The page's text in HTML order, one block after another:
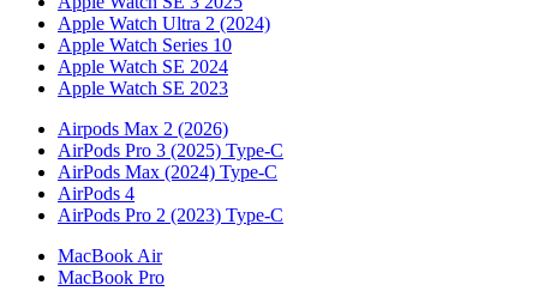
Apple Watch Ultra 2 (2024)
Apple Watch Series 10
Apple Watch SE 2024
Apple Watch SE 2023
Airpods Max 2 (2026)
AirPods Pro 3 (2025) Type-C
AirPods Max (2024) Type-C
AirPods 4
AirPods Pro 2 (2023) Type-C
MacBook Air
MacBook Pro